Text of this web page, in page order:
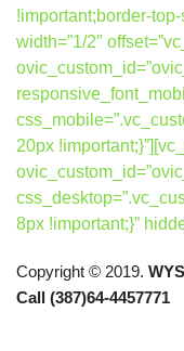
!important;border-
width=”1/2″
20px
8px !important;}”
Copyright © 2019.
Call (387)64-4457771